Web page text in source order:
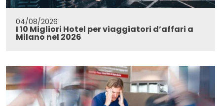
04/08/2026
I 10 Migliori Hotel per viaggiatori d’affari a
Milano nel 2026